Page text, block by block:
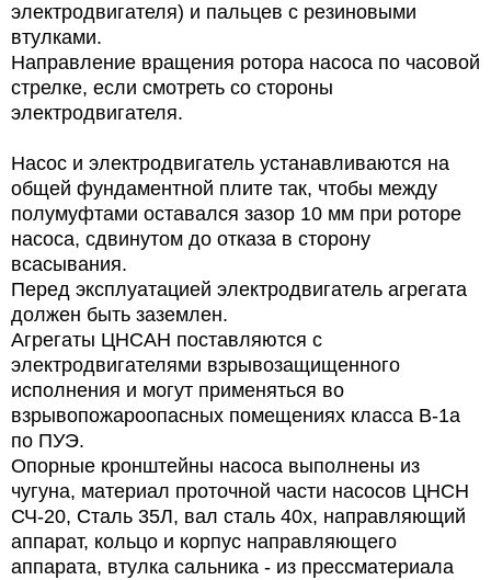
электродвигателя) и пальцев с резиновыми
втулками.
Направление вращения ротора насоса по часовой
стрелке, если смотреть со стороны
электродвигателя.
Насос и электродвигатель устанавливаются на
общей фундаментной плите так, чтобы между
полумуфтами оставался зазор 10 мм при роторе
насоса, сдвинутом до отказа в сторону
всасывания.
Перед эксплуатацией электродвигатель агрегата
должен быть заземлен.
Агрегаты ЦНСАН поставляются с
электродвигателями взрывозащищенного
исполнения и могут применяться во
взрывопожароопасных помещениях класса В-1а
по ПУЭ.
Опорные кронштейны насоса выполнены из
чугуна, материал проточной части насосов ЦНСН
СЧ-20, Сталь 35Л, вал сталь 40х, направляющий
аппарат, кольцо и корпус направляющего
аппарата, втулка сальника - из прессматериала